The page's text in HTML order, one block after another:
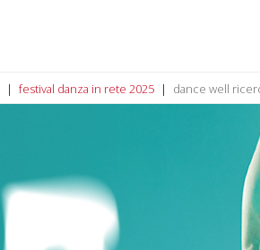
festival danza in rete 2025 dance well